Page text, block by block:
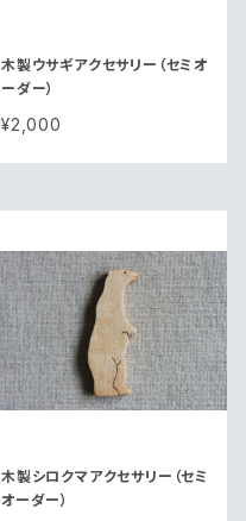
木製ウサギアクセサリー（セミオ
ーダー）
¥2,000
木製シロクマアクセサリー（セミ
オーダー）